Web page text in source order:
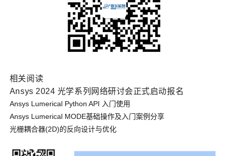
相关阅读
Ansys 2024 光学系列网络研讨会正式启动报名
Ansys Lumerical Python API 入门使用
Ansys Lumerical MODE基础操作及入门案例分享
光栅耦合器(2D)的反向设计与优化